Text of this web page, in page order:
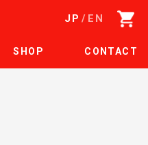
SHOP CONTACT
JP EN